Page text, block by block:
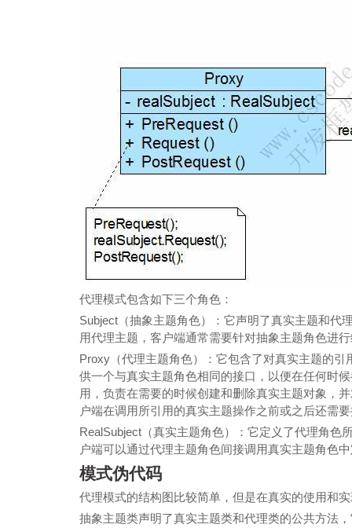
代理模式包含如下三个角色：
Subject（抽象主题角色）：它声明了真实主题和代
用代理主题，客户端通常需要针对抽象主题角色进
Proxy（代理主题角色）：它包含了对真实主题的
供一个与真实主题角色相同的接口，以便在任何时
用，负责在需要的时候创建和删除真实主题对象，
户端在调用所引用的真实主题操作之前或之后还需
RealSubject（真实主题角色）：它定义了代理角色
户端可以通过代理主题角色间接调用真实主题角色
模式伪代码
代理模式的结构图比较简单，但是在真实的使用和
抽象主题类声明了真实主题类和代理类的公共方法